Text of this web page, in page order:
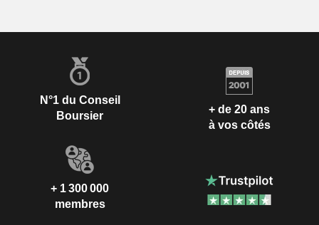
N°1 du Conseil
Boursier
+ de 20 ans
à vos côtés
+ 1 300 000
membres